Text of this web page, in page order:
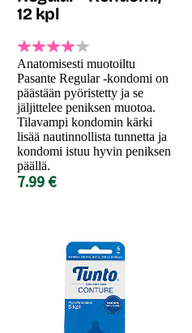
12 kpl
Anatomisesti muotoiltu
Pasante Regular -kondomi on
päästään pyöristetty ja se
jäljittelee peniksen muotoa.
Tilavampi kondomin kärki
lisää nautinnollista tunnetta ja
kondomi istuu hyvin peniksen
päällä.
7.99 €